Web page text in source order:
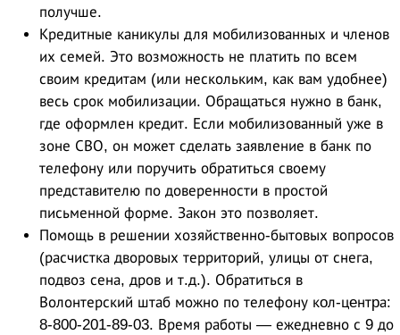
получше.
Кредитные каникулы для мобилизованных и членов
их семей. Это возможность не платить по всем
своим кредитам (или нескольким, как вам удобнее)
весь срок мобилизации. Обращаться нужно в банк,
где оформлен кредит. Если мобилизованный уже в
зоне СВО, он может сделать заявление в банк по
телефону или поручить обратиться своему
представителю по доверенности в простой
письменной форме. Закон это позволяет.
Помощь в решении хозяйственно-бытовых вопросов
(расчистка дворовых территорий, улицы от снега,
подвоз сена, дров и т.д.). Обратиться в
Волонтерский штаб можно по телефону кoл-цeнтpа:
8-800-201-89-03. Время работы — ежедневно с 9 до